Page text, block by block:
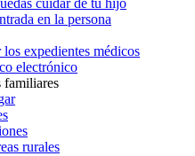
en la persona
expedientes médicos
electrónico
familiares
rurales